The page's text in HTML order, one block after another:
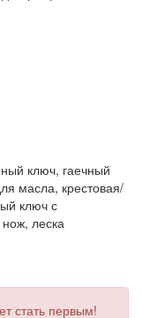
ключ, гаечный
масла, крестовая/
ключ с
леска
стать первым!